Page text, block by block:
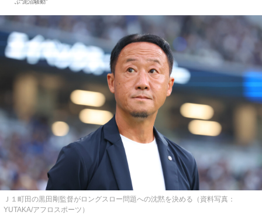
ぶ“泥沼騒動”
Ｊ１町田の黒田剛監督がロングスロー問題への沈黙を決める（資料写真：
YUTAKA/アフロスポーツ）